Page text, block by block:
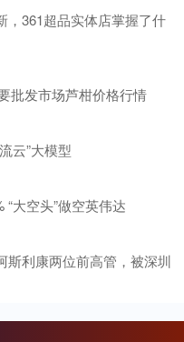
，361超品实体店掌握了什
批发市场芦柑价格行情
云”大模型
大空头”做空英伟达
斯利康两位前高管，被深圳